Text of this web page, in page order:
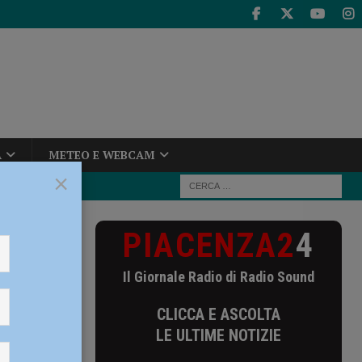
METEO E WEBCAM
negli
PIACENZA24
Il Giornale Radio di Radio Sound
CLICCA E ASCOLTA
LE ULTIME NOTIZIE
×